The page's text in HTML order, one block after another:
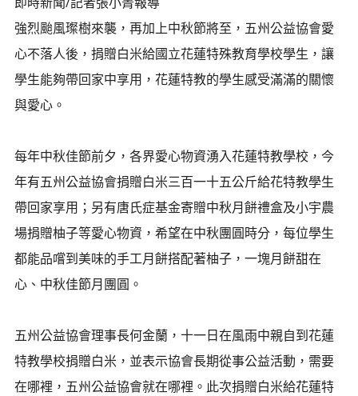
強烈颱風璨樹來襲，再加上中秋節將至，五州公益協會愛
心不落人後，捐贈白米給國立花蓮特殊教育學校學生，讓
學生能夠帶回家中享用，花蓮特教的學生感受滿滿的關懷
與愛心。
每年中秋佳節前夕，各界愛心物資湧入花蓮特教學校，今
年有五州公益協會捐贈白米三百一十五公斤給花特教學生
帶回家享用；另有唐氏症基金寄贈中秋月餅禮盒及小宇農
場捐贈柚子等愛心物資，希望在中秋團圓時分，每位學生
都能品嚐到美味的手工月餅搭配著柚子，一塊月餅甜在
心、中秋佳節月團圓。
五州公益協會理事長何金蘭，十一日在風雨中親自到花蓮
特教學校捐贈白米，並表示協會長期從事公益活動，需要
在哪裡，五州公益協會就在哪裡。此次捐贈白米給花蓮特